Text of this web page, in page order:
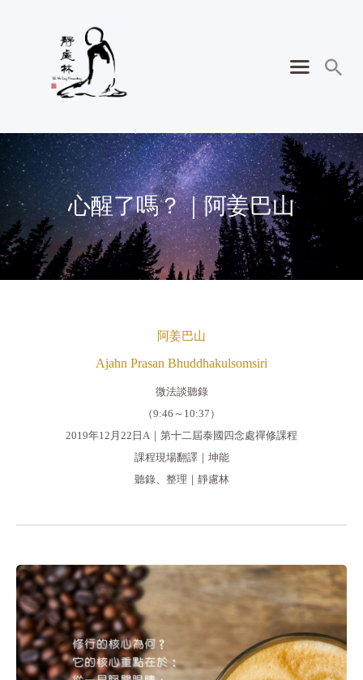
心醒了嗎？｜阿姜巴山
阿姜巴山
Ajahn Prasan Bhuddhakulsomsiri
微法談聽錄
（9:46～10:37）
2019年12月22日A｜第十二屆泰國四念處禪修課程
課程現場翻譯｜坤能
聽錄、整理｜靜慮林